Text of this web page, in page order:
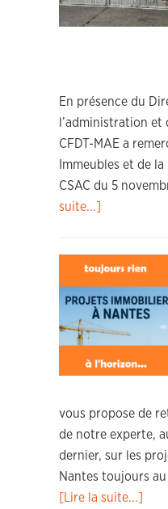
En présence du
l’administration et
CFDT-MAE a
Immeubles et de
CSAC du 5
suite...]
vous propose de
de notre experte,
dernier, sur les
Nantes toujours
[Lire la suite...]